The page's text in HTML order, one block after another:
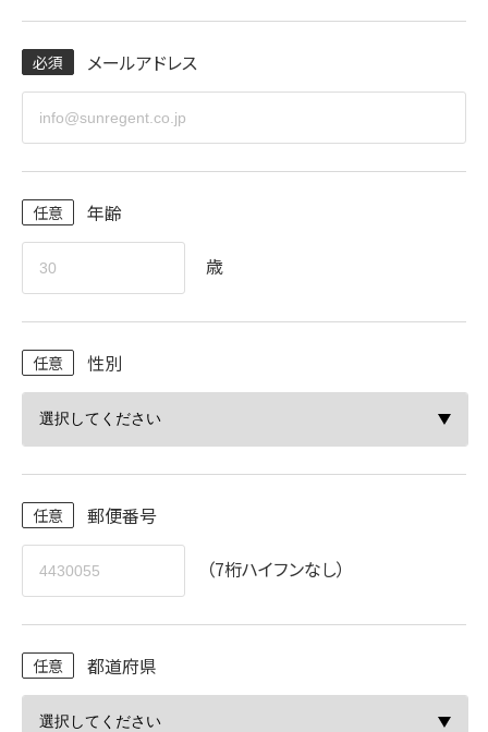
メールアドレス
年齢
歳
性別
郵便番号
（7桁ハイフンなし）
都道府県